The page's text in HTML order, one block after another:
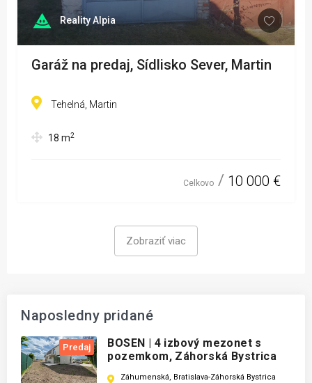
Reality Alpia
Garáž na predaj, Sídlisko Sever, Martin
Tehelná, Martin
18 m2
Celkovo 10 000 €
Zobraziť viac
Naposledny pridané
Predaj
BOSEN | 4 izbový mezonet s
pozemkom, Záhorská Bystrica
Záhumenská, Bratislava-Záhorská Bystrica